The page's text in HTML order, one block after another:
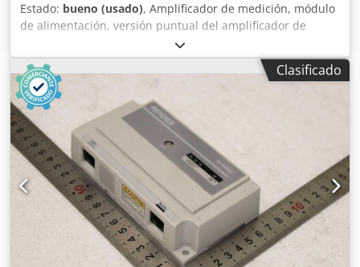
Estado: bueno (usado), Amplificador de medición, módulo
de alimentación, versión puntual del amplificador de
medición - Fabricante: Keyence, versión puntual del
amplificador de medición - Tipo: SJ-M300 - Barra de
descarga: tipo SJ-M030G - Cantidad: 3x amplificadores de
medición disponibles - Precio: por unidad Chjdpfx Alexv Sf
Uoxsa - Dimensiones de transporte: 250/180/H80 mm -
Peso: 0,9 kg/unidad
Clasificado